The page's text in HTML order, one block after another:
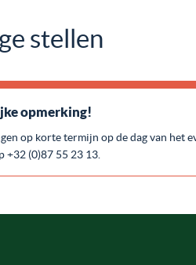
stellen
opmerking!
op korte termijn op de dag van het
+32 (0)87 55 23 13.